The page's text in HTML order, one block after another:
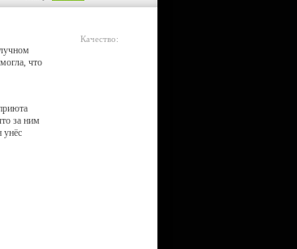
что
за ним
унёс
Качество: